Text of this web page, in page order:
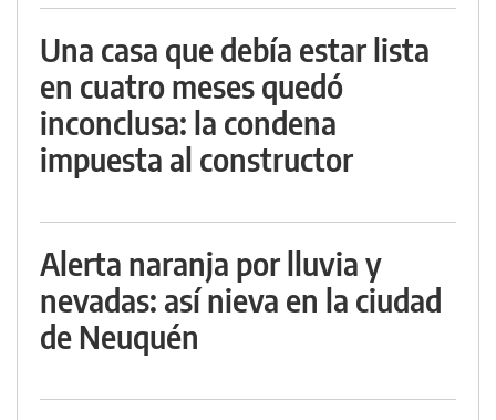
Una casa que debía estar lista
en cuatro meses quedó
inconclusa: la condena
impuesta al constructor
Alerta naranja por lluvia y
nevadas: así nieva en la ciudad
de Neuquén